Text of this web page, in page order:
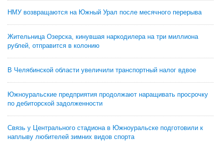
НМУ возвращаются на Южный Урал после месячного перерыва
Жительница Озерска, кинувшая наркодилера на три миллиона
рублей, отправится в колонию
В Челябинской области увеличили транспортный налог вдвое
Южноуральские предприятия продолжают наращивать просрочку
по дебиторской задолженности
Связь у Центрального стадиона в Южноуральске подготовили к
наплыву любителей зимних видов спорта